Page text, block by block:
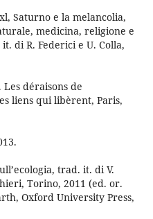
Saturno e la melancolia,
medicina, religione e
di R. Federici e U. Colla,
Les déraisons de
liens qui libèrent, Paris,
trad. it. di V.
Torino, 2011 (ed. or.
Oxford University Press,